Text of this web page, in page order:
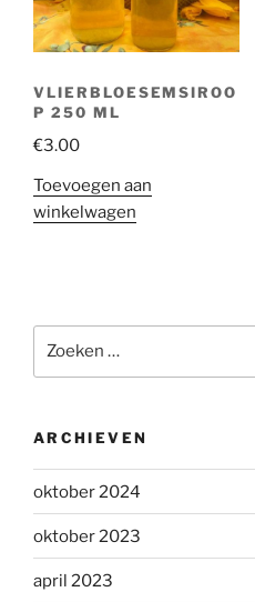
VLIERBLOESEMSIROO
P 250 ML
€3.00
Toevoegen aan
winkelwagen
naar:
ARCHIEVEN
oktober 2024
oktober 2023
april 2023